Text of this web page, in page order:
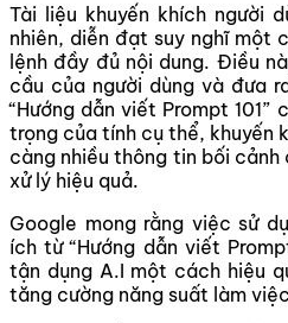
Tài liệu khuyến khích người
nhiên, diễn đạt suy nghĩ một
lệnh đầy đủ nội dung. Điều
cầu của người dùng và đưa
“Hướng dẫn viết Prompt 101”
trọng của tính cụ thể, khuyến
càng nhiều thông tin bối
xử lý hiệu quả.
Google mong rằng việc sử
ích từ “Hướng dẫn viết
tận dụng A.I một cách hiệu
tăng cường năng suất làm